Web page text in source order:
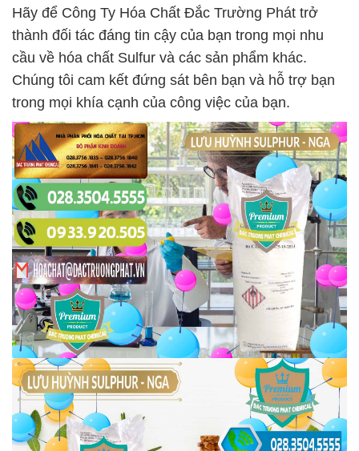
Hãy để Công Ty Hóa Chất Đắc Trường Phát trở
thành đối tác đáng tin cậy của bạn trong mọi nhu
cầu về hóa chất Sulfur và các sản phẩm khác.
Chúng tôi cam kết đứng sát bên bạn và hỗ trợ bạn
trong mọi khía cạnh của công việc của bạn.